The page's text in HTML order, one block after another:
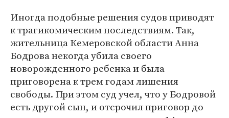
Иногда подобные решения судов приводят
к трагикомическим последствиям. Так,
жительница Кемеровской области Анна
Бодрова некогда убила своего
новорожденного ребенка и была
приговорена к трем годам лишения
свободы. При этом суд учел, что у Бодровой
есть другой сын, и отсрочил приговор до